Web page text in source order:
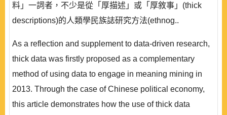
料」一詞者，不少是從「厚描述」或「厚敘事」(thick
descriptions)的人類學民族誌研究方法(ethnog..
As a reflection and supplement to data-driven research,
thick data was firstly proposed as a complementary
method of using data to engage in meaning mining in
2013. Through the case of Chinese political economy,
this article demonstrates how the use of thick data